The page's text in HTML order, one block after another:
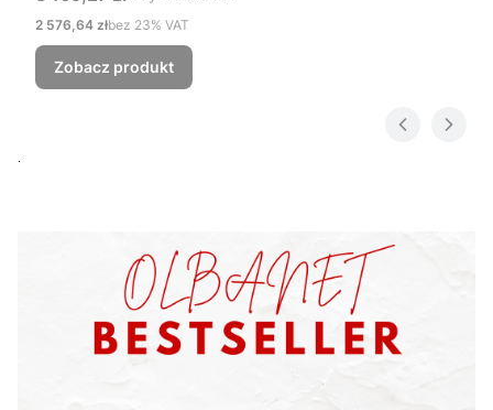
Cena netto
2 576,64 złbez 23% VAT
Zobacz produkt